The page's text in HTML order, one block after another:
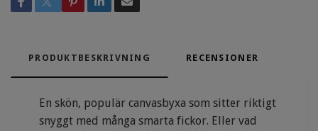
PRODUKTBESKRIVNING RECENSIONER
En skön, populär canvasbyxa som sitter riktigt
snyggt med många smarta fickor. Eller vad